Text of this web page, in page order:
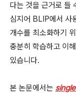
다는 것을 근거로 들
심지어 BLIP에서 사
개수를 최소화하기
충분히 학습하고 이
있습니다.
본 논문에서는